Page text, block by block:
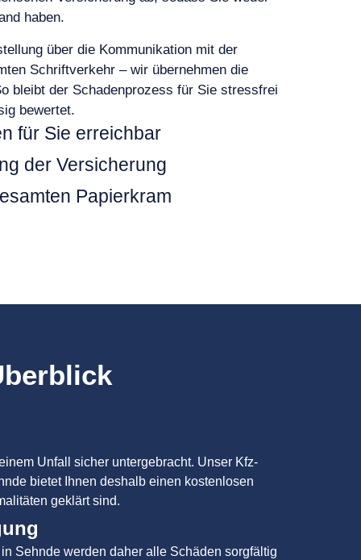
haben.
über die Kommunikation mit der
Schriftverkehr – wir übernehmen die
bleibt der Schadenprozess für Sie stressfrei
bewertet.
für Sie erreichbar
der Versicherung
Papierkram
Unfall sicher untergebracht. Unser Kfz-
bietet Ihnen deshalb einen kostenlosen
geklärt sind.
in Sehnde werden daher alle Schäden sorgfältig